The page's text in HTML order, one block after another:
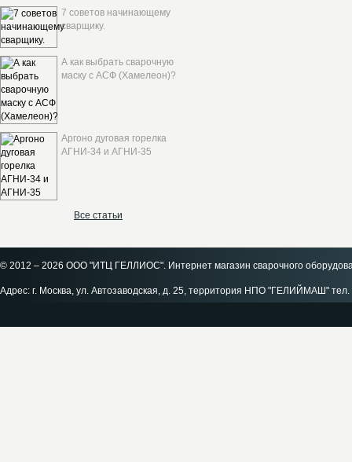
7 советов начинающему
сварщику.
А как выбрать сварочную
маску с АСФ (Хамелеон)?
Аргоно дуговая горелка
АГНИ-34 и АГНИ-35
Все статьи
© 2012 – 2026 ООО "ИТЦ ГЕЛЛИОС". Интернет магазин сварочного
Адрес: г. Москва, ул. Автозаводская, д. 25, территория НПО "ГЕЛИЙМАШ"